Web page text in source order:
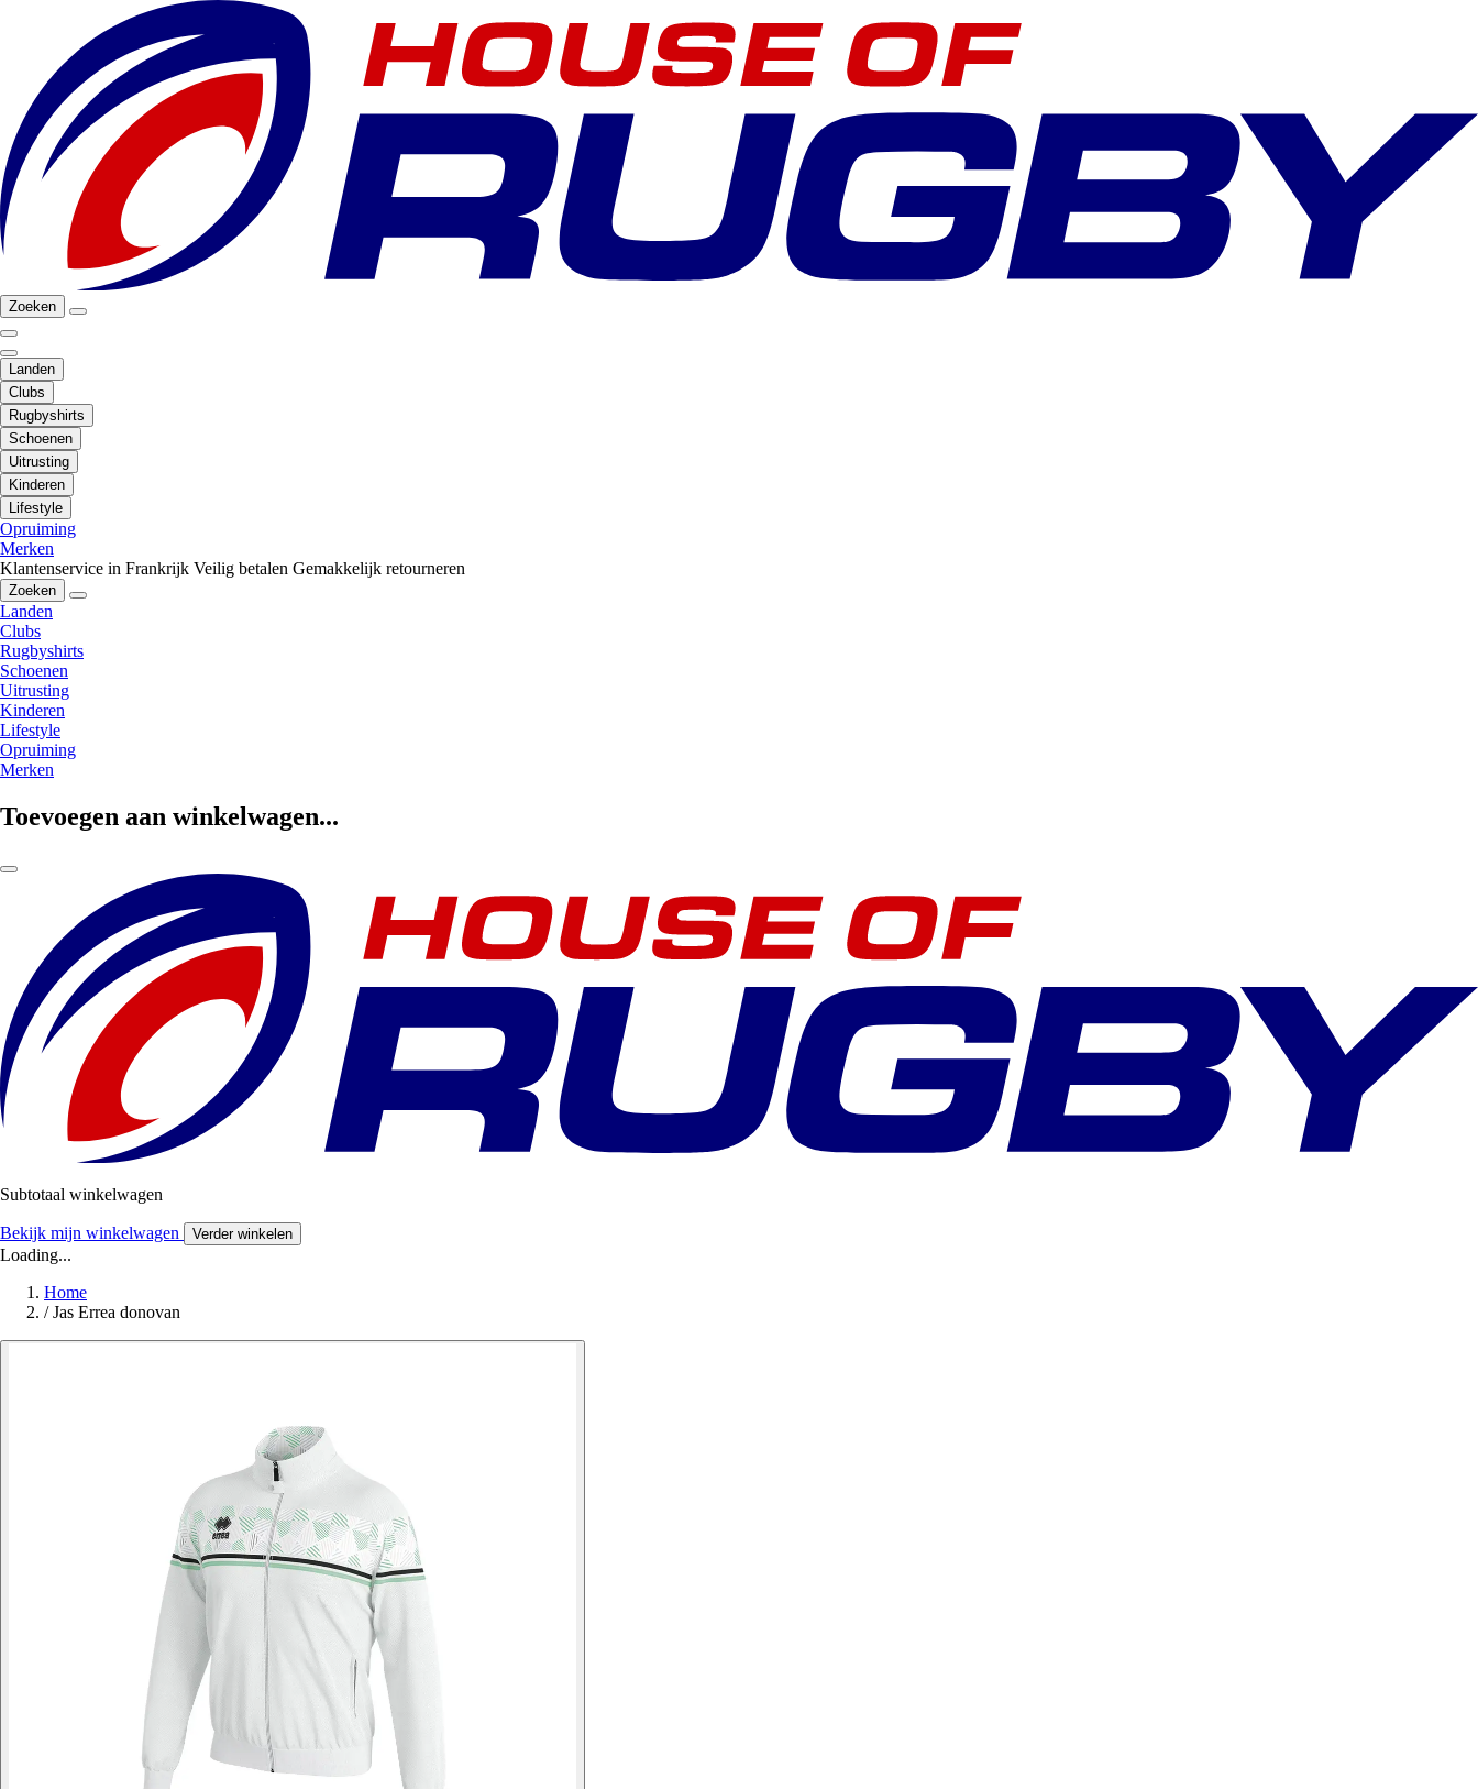
Zoeken
Landen
Clubs
Rugbyshirts
Schoenen
Uitrusting
Kinderen
Lifestyle
Opruiming
Merken
Klantenservice in Frankrijk Veilig betalen Gemakkelijk retourneren
Zoeken
Landen
Clubs
Rugbyshirts
Schoenen
Uitrusting
Kinderen
Lifestyle
Opruiming
Merken
Toevoegen aan winkelwagen...
Subtotaal winkelwagen
Bekijk mijn winkelwagen Verder winkelen
Loading...
Home
/ Jas Errea donovan